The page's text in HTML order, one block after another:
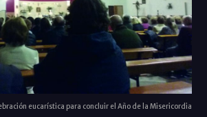
eucarística para concluir el Año de la Misericordia